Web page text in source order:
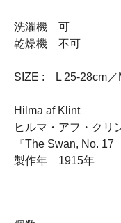
洗濯機 可
乾燥機 不可
SIZE : L 25-28cm／
Hilma af Klint
ヒルマ・アフ・ク
『The Swan, No. 17
製作年 1915年